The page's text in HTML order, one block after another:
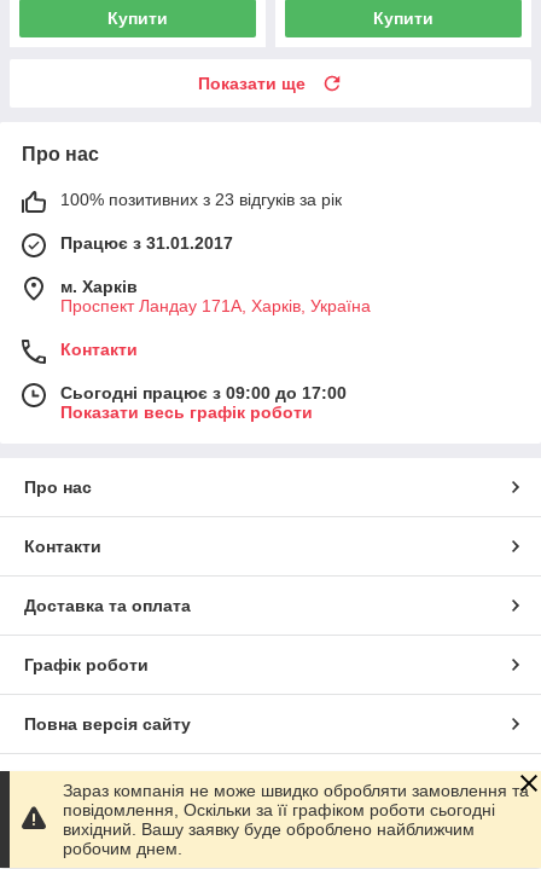
Купити Купити
Показати ще
Про нас
100% позитивних з 23 відгуків за рік
Працює з 31.01.2017
м. Харків
Проспект Ландау 171А, Харків, Україна
Контакти
Сьогодні працює з 09:00 до 17:00
Показати весь графік роботи
Про нас
Контакти
Доставка та оплата
Графік роботи
Повна версія сайту
Сайт створено на маркетплейсі Prom.ua
Політика конфіденційності
Зараз компанія не може швидко обробляти замовлення та
повідомлення, Оскільки за її графіком роботи сьогодні
вихідний. Вашу заявку буде оброблено найближчим
робочим днем.